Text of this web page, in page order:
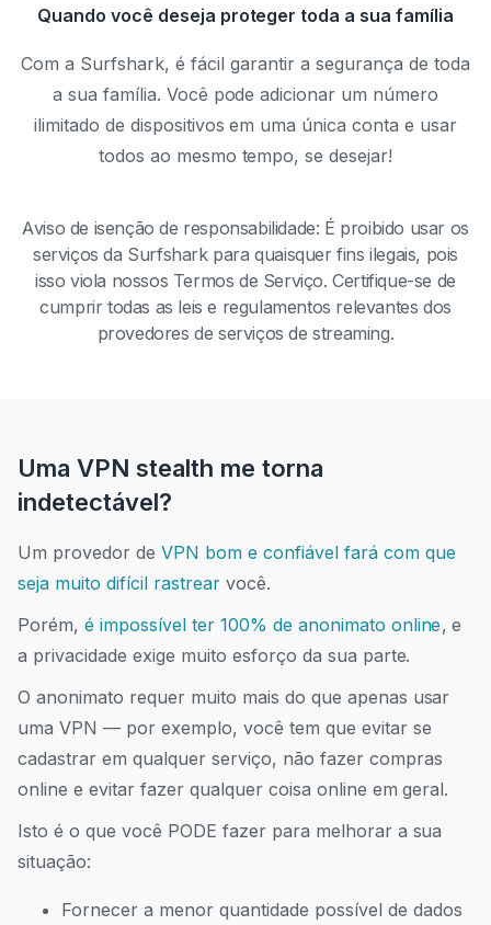
Quando você deseja proteger toda a sua família
Com a Surfshark, é fácil garantir a segurança de toda
a sua família. Você pode adicionar um número
ilimitado de dispositivos em uma única conta e usar
todos ao mesmo tempo, se desejar!
Aviso de isenção de responsabilidade: É proibido usar os
serviços da Surfshark para quaisquer fins ilegais, pois
isso viola nossos Termos de Serviço. Certifique-se de
cumprir todas as leis e regulamentos relevantes dos
provedores de serviços de streaming.
Uma VPN stealth me torna
indetectável?
Um provedor de VPN bom e confiável fará com que
seja muito difícil rastrearvocê.
Porém, é impossível ter 100% de anonimato online, e
a privacidade exige muito esforço da sua parte.
O anonimato requer muito mais do que apenas usar
uma VPN — por exemplo, você tem que evitar se
cadastrarem qualquer serviço, não fazer compras
online e evitar fazer qualquer coisa online em geral.
Isto é o que você PODE fazer para melhorar a sua
situação:
Fornecer a menor quantidade possível de dados